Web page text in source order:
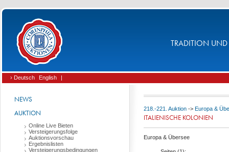
TRADITION UND
› Deutsch English |
NEWS
AUKTION
Online Live Bieten
Versteigerungsfolge
Auktionsvorschau
Ergebnislisten
Versteigerungsbedingungen
218.-221. Auktion -> Europa &
ITALIENISCHE KOLONIEN
Europa & Übersee